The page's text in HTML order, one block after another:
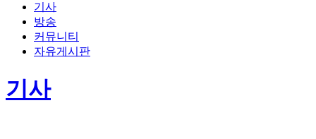
기사
방송
커뮤니티
자유게시판
기사